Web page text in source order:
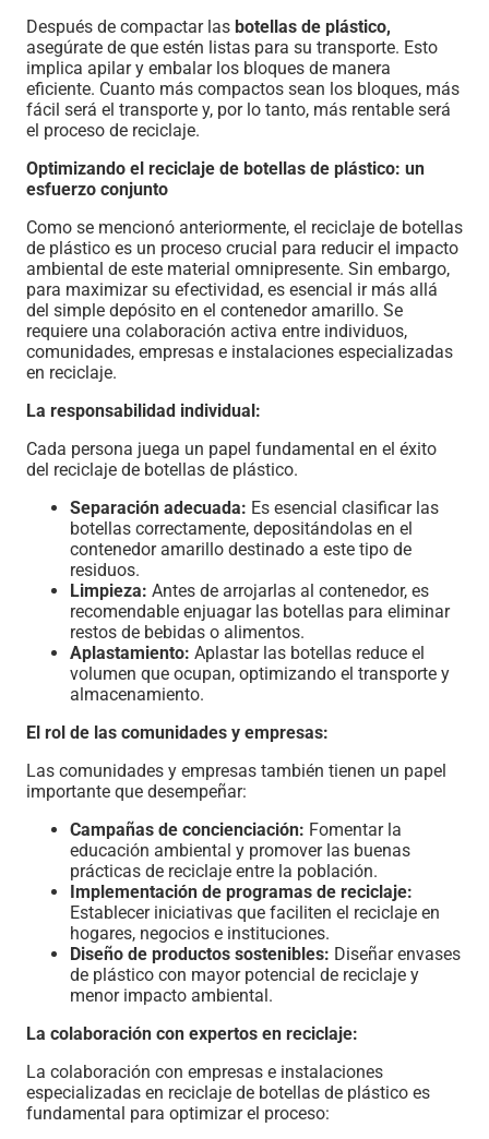
Después de compactar las botellas de plástico,
asegúrate de que estén listas para su transporte. Esto
implica apilar y embalar los bloques de manera
eficiente. Cuanto más compactos sean los bloques, más
fácil será el transporte y, por lo tanto, más rentable será
el proceso de reciclaje.
Optimizando el reciclaje de botellas de plástico: un
esfuerzo conjunto
Como se mencionó anteriormente, el reciclaje de botellas
de plástico es un proceso crucial para reducir el impacto
ambiental de este material omnipresente. Sin embargo,
para maximizar su efectividad, es esencial ir más allá
del simple depósito en el contenedor amarillo. Se
requiere una colaboración activa entre individuos,
comunidades, empresas e instalaciones especializadas
en reciclaje.
La responsabilidad individual:
Cada persona juega un papel fundamental en el éxito
del reciclaje de botellas de plástico.
Separación adecuada: Es esencial clasificar las
botellas correctamente, depositándolas en el
contenedor amarillo destinado a este tipo de
residuos.
Limpieza: Antes de arrojarlas al contenedor, es
recomendable enjuagar las botellas para eliminar
restos de bebidas o alimentos.
Aplastamiento: Aplastar las botellas reduce el
volumen que ocupan, optimizando el transporte y
almacenamiento.
El rol de las comunidades y empresas:
Las comunidades y empresas también tienen un papel
importante que desempeñar:
Campañas de concienciación: Fomentar la
educación ambiental y promover las buenas
prácticas de reciclaje entre la población.
Implementación de programas de reciclaje:
Establecer iniciativas que faciliten el reciclaje en
hogares, negocios e instituciones.
Diseño de productos sostenibles: Diseñar envases
de plástico con mayor potencial de reciclaje y
menor impacto ambiental.
La colaboración con expertos en reciclaje:
La colaboración con empresas e instalaciones
especializadas en reciclaje de botellas de plástico es
fundamental para optimizar el proceso: